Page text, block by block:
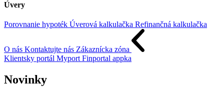
Úvery
Porovnanie hypoték Úverová kalkulačka Refinančná kalkulačka
O nás Kontaktujte nás Zákaznícka zóna
Klientsky portál Myport Finportal appka
Novinky